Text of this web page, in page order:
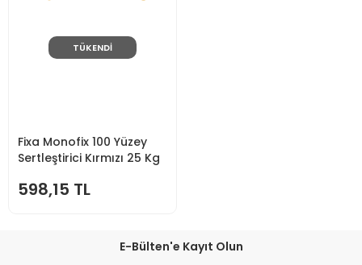
TÜKENDİ
Fixa Monofix 100 Yüzey
Sertleştirici Kırmızı 25 Kg
598,15 TL
E-Bülten'e Kayıt Olun